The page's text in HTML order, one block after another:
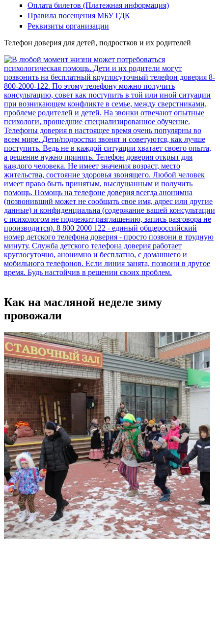
Оплата билетов (Платежная информация)
Правила посещения МБУ ГДК
Реквизиты организации
Телефон доверия для детей, подростков и их родителей
Как на масляной неделе зиму
провожали